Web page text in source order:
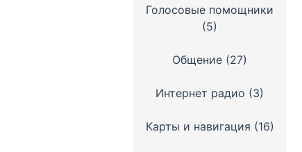
Голосовые помощники
(5)
Общение (27)
Интернет радио (3)
Карты и навигация (16)